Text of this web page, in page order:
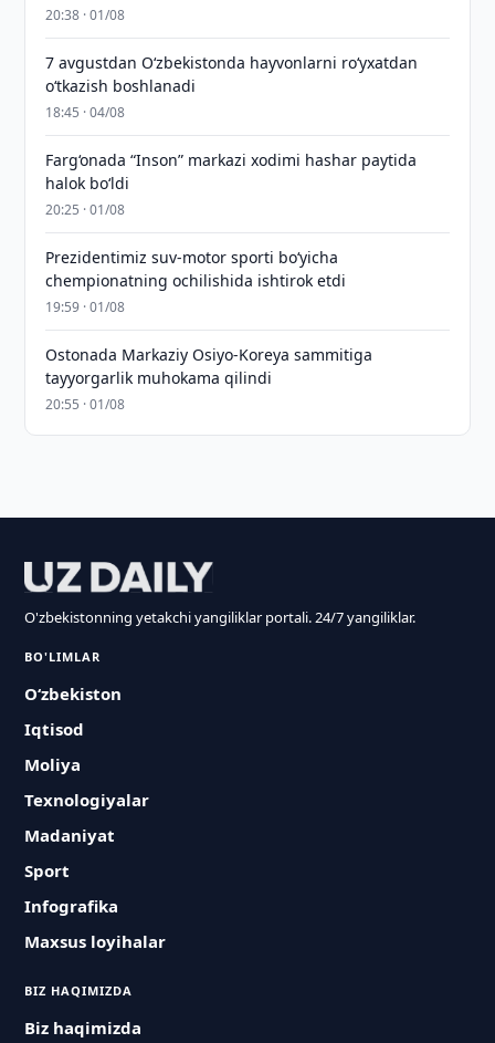
20:38 · 01/08
7 avgustdan O‘zbekistonda hayvonlarni ro‘yxatdan
o‘tkazish boshlanadi
18:45 · 04/08
Farg‘onada “Inson” markazi xodimi hashar paytida
halok bo‘ldi
20:25 · 01/08
Prezidentimiz suv-motor sporti bo‘yicha
chempionatning ochilishida ishtirok etdi
19:59 · 01/08
Ostonada Markaziy Osiyo-Koreya sammitiga
tayyorgarlik muhokama qilindi
20:55 · 01/08
O'zbekistonning yetakchi yangiliklar portali. 24/7 yangiliklar.
BO'LIMLAR
O‘zbekiston
Iqtisod
Moliya
Texnologiyalar
Madaniyat
Sport
Infografika
Maxsus loyihalar
BIZ HAQIMIZDA
Biz haqimizda